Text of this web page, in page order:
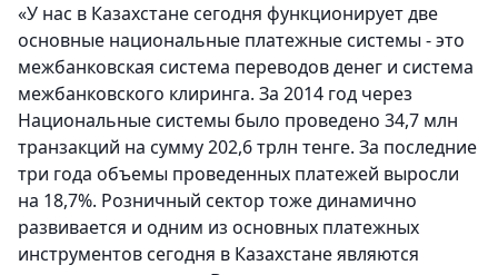
«У нас в Казахстане сегодня функционирует две
основные национальные платежные системы - это
межбанковская система переводов денег и система
межбанковского клиринга. За 2014 год через
Национальные системы было проведено 34,7 млн
транзакций на сумму 202,6 трлн тенге. За последние
три года объемы проведенных платежей выросли
на 18,7%. Розничный сектор тоже динамично
развивается и одним из основных платежных
инструментов сегодня в Казахстане являются